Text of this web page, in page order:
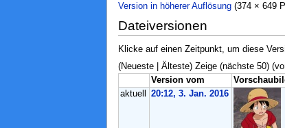
Version in höherer Auflösung (374 × 649
Dateiversionen
Klicke auf einen Zeitpunkt, um diese
(Neueste | Älteste) Zeige (nächste 50)
Version vom
aktuell
20:12, 3. Jan. 2016